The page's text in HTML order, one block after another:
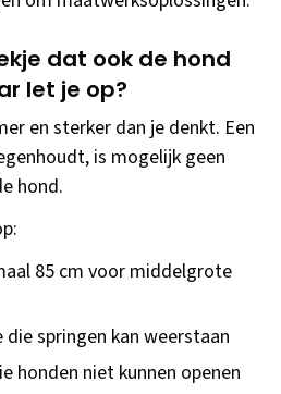
dat ook de hond
let je op?
en sterker dan je denkt. Een
is mogelijk geen
hond.
85 cm voor middelgrote
springen kan weerstaan
honden niet kunnen openen